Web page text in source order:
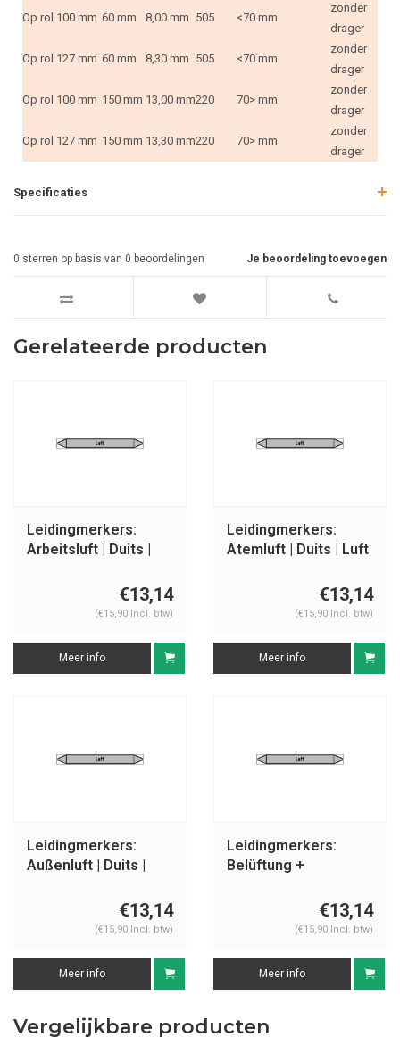
Op rol 100 mm 60 mm 8,00 mm 505 <70 mm
zonder
drager
Op rol 127 mm 60 mm 8,30 mm 505 <70 mm
zonder
drager
Op rol 100 mm 150 mm 13,00 mm220 70> mm
zonder
drager
Op rol 127 mm 150 mm 13,30 mm220 70> mm
zonder
drager
Specificaties
Je beoordeling toevoegen
0 sterren op basis van 0 beoordelingen
Gerelateerde producten
Leidingmerkers:
Arbeitsluft | Duits |
€13,14
(€15,90 Incl. btw)
Meer info
Leidingmerkers:
Atemluft | Duits | Luft
€13,14
(€15,90 Incl. btw)
Meer info
Leidingmerkers:
Außenluft | Duits |
€13,14
(€15,90 Incl. btw)
Meer info
Leidingmerkers:
Belüftung +
€13,14
(€15,90 Incl. btw)
Meer info
Vergelijkbare producten